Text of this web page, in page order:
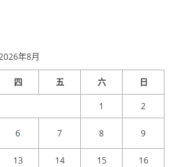
年8月
四 五 六 日
1 2
6 7 8 9
13 14 15
16